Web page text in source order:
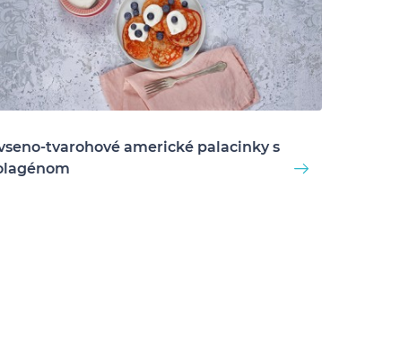
tvarohové americké palacinky s